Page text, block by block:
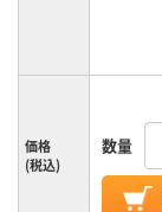
価格
(税込)
数量